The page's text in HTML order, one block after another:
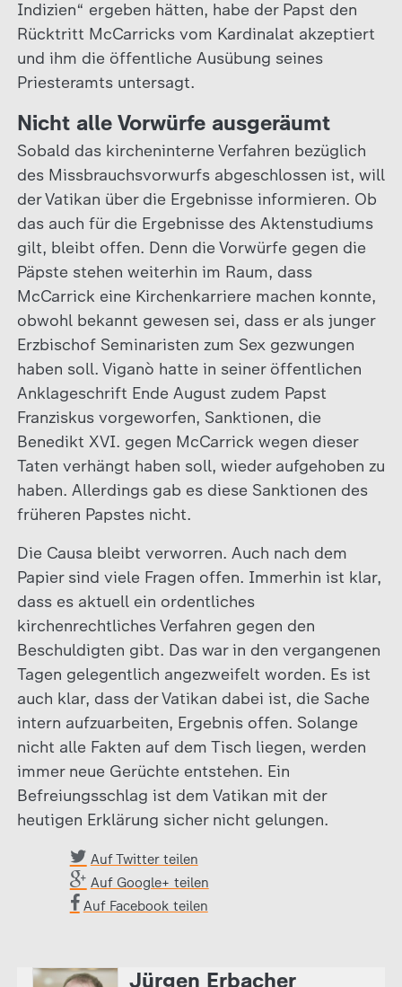
Indizien“ ergeben hätten, habe der Papst den
Rücktritt McCarricks vom Kardinalat akzeptiert
und ihm die öffentliche Ausübung seines
Priesteramts untersagt.
Nicht alle Vorwürfe ausgeräumt
Sobald das kircheninterne Verfahren bezüglich
des Missbrauchsvorwurfs abgeschlossen ist, will
der Vatikan über die Ergebnisse informieren. Ob
das auch für die Ergebnisse des Aktenstudiums
gilt, bleibt offen. Denn die Vorwürfe gegen die
Päpste stehen weiterhin im Raum, dass
McCarrick eine Kirchenkarriere machen konnte,
obwohl bekannt gewesen sei, dass er als junger
Erzbischof Seminaristen zum Sex gezwungen
haben soll. Viganò hatte in seiner öffentlichen
Anklageschrift Ende August zudem Papst
Franziskus vorgeworfen, Sanktionen, die
Benedikt XVI. gegen McCarrick wegen dieser
Taten verhängt haben soll, wieder aufgehoben zu
haben. Allerdings gab es diese Sanktionen des
früheren Papstes nicht.
Die Causa bleibt verworren. Auch nach dem
Papier sind viele Fragen offen. Immerhin ist klar,
dass es aktuell ein ordentliches
kirchenrechtliches Verfahren gegen den
Beschuldigten gibt. Das war in den vergangenen
Tagen gelegentlich angezweifelt worden. Es ist
auch klar, dass der Vatikan dabei ist, die Sache
intern aufzuarbeiten, Ergebnis offen. Solange
nicht alle Fakten auf dem Tisch liegen, werden
immer neue Gerüchte entstehen. Ein
Befreiungsschlag ist dem Vatikan mit der
heutigen Erklärung sicher nicht gelungen.
Auf Twitter teilen
Auf Google+ teilen
Auf Facebook teilen
Jürgen Erbacher